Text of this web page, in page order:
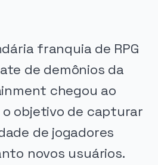
franquia de RPG
de demônios da
chegou ao
o objetivo de capturar
de jogadores
novos usuários.